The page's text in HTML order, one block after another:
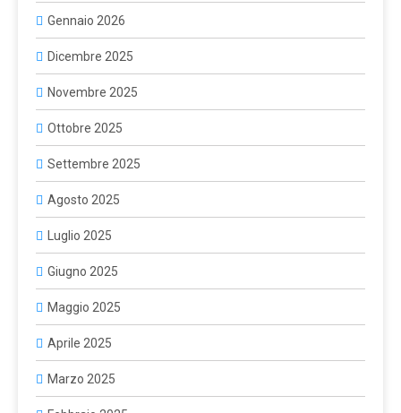
Gennaio 2026
Dicembre 2025
Novembre 2025
Ottobre 2025
Settembre 2025
Agosto 2025
Luglio 2025
Giugno 2025
Maggio 2025
Aprile 2025
Marzo 2025